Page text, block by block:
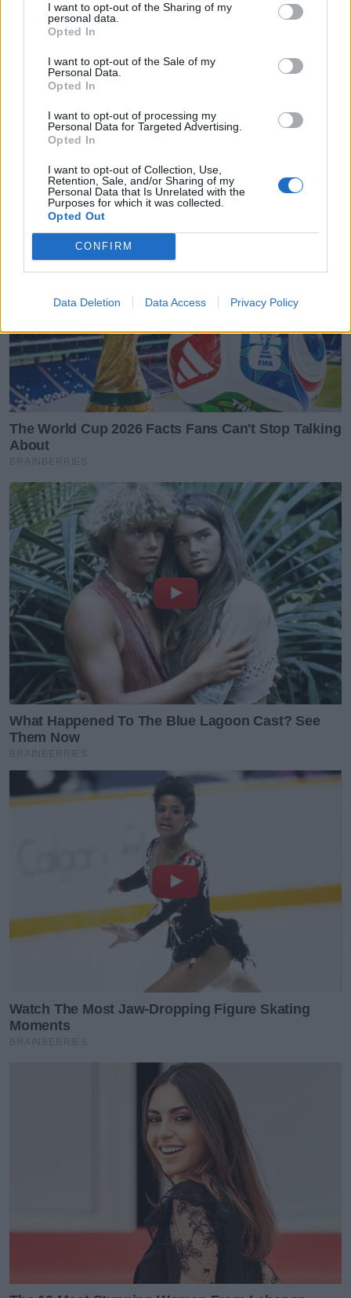
I want to opt-out of the Sharing of my
personal data.
Opted In
I want to opt-out of the Sale of my
Personal Data.
Opted In
I want to opt-out of processing my
Personal Data for Targeted Advertising.
Opted In
I want to opt-out of Collection, Use,
Retention, Sale, and/or Sharing of my
Personal Data that Is Unrelated with the
Purposes for which it was collected.
Opted Out
CONFIRM
Data Deletion Data Access Privacy Policy